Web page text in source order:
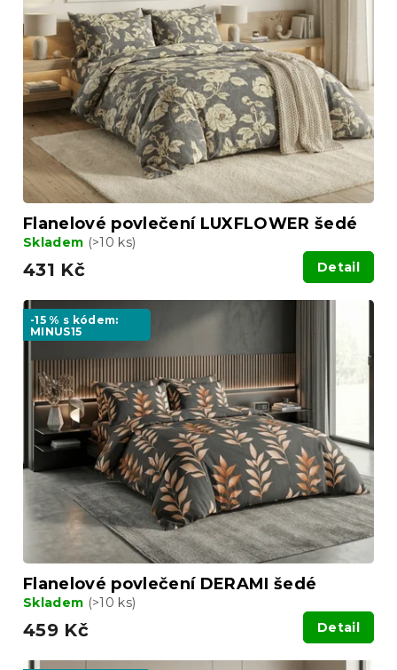
u
k
ů
p
o
d
u
k
ů
Flanelové povlečení LUXFLOWER šedé
Skladem (>10 ks)
431 Kč Detail
-15 % s kódem:
MINUS15
Flanelové povlečení DERAMI šedé
Skladem (>10 ks)
459 Kč Detail